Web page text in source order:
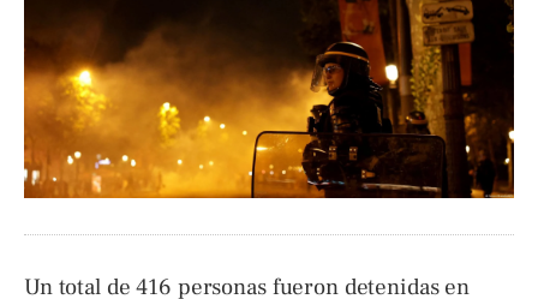
Un total de 416 personas fueron detenidas en